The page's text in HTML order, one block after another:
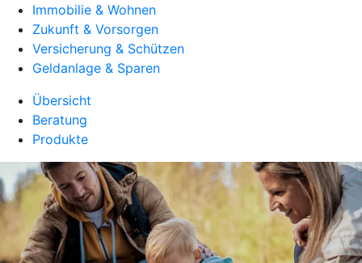
Immobilie & Wohnen
Zukunft & Vorsorgen
Versicherung & Schützen
Geldanlage & Sparen
Übersicht
Beratung
Produkte